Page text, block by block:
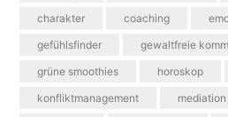
charakter
coaching
gefühlsfinder
gewaltfreie
grüne smoothies
horoskop
konfliktmanagement
mediation